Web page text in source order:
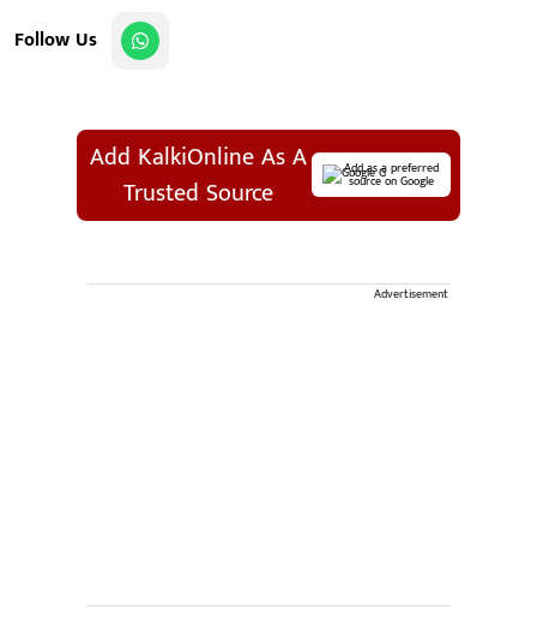
Follow Us
Add KalkiOnline As A
Trusted Source
Add as a preferred
source on Google
Advertisement